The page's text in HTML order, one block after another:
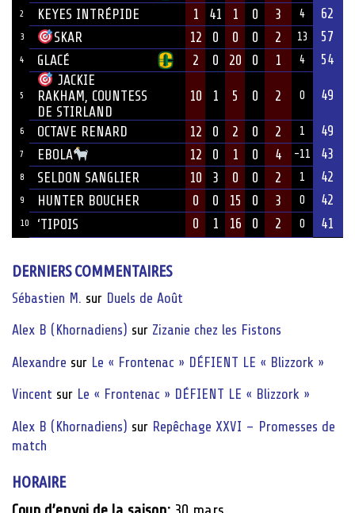
2 KEYES INTRÉPIDE 1 41 1 0 3 4 62
3 SKAR 12 0 0 0 2 13 57
4 GLACÉ 2 0 20 0 1 4 54
5
JACKIE
RAKHAM, COUNTESS
DE STIRLAND
10 1 5 0 2 0 49
6 OCTAVE RENARD 12 0 2 0 2 1 49
7 EBOLA 12 0 1 0 4 -11 43
8 SELDON SANGLIER 10 3 0 0 2 1 42
9 HUNTER BOUCHER 0 0 15 0 3 0 42
10 ‘TIPOIS 0 1 16 0 2 0 41
DERNIERS COMMENTAIRES
Sébastien M. sur Duels de Août
Alex B (Khornadiens) sur Zizanie chez les Fistons
Alexandre sur Le « Frontenac » DÉFIENT LE « Blizzork »
Vincent sur Le « Frontenac » DÉFIENT LE « Blizzork »
Alex B (Khornadiens) sur Repêchage XXVI – Promesses de
match
HORAIRE